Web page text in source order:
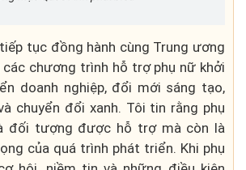
tục đồng hành cùng Trung ương
các chương trình hỗ trợ phụ nữ khởi
doanh nghiệp, đổi mới sáng tạo,
chuyển đổi xanh. Tôi tin rằng phụ
đối tượng được hỗ trợ mà còn là
của quá trình phát triển. Khi phụ